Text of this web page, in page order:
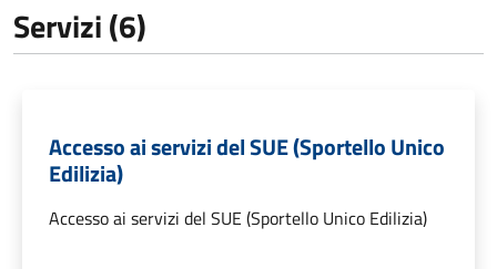
Servizi (6)
Accesso ai servizi del SUE (Sportello Unico
Edilizia)
Accesso ai servizi del SUE (Sportello Unico Edilizia)